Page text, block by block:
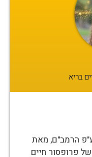
בריא
ע"פ הרמב"ם, מאת
של פרופסור חיים